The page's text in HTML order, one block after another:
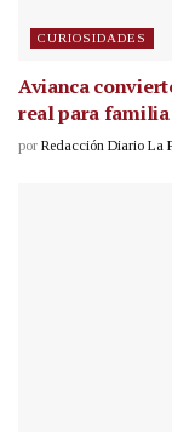
CURIOSIDADES
Avianca
real para
por Redacción Diario La